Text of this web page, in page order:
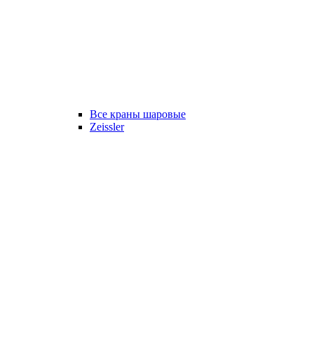
Все краны шаровые
Zeissler